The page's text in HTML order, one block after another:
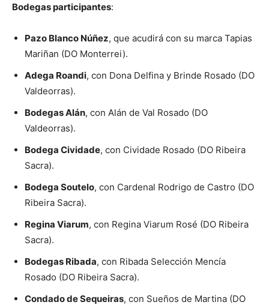
Bodegas participantes:
Pazo Blanco Núñez, que acudirá con su marca Tapias
Mariñan (DO Monterrei).
Adega Roandi, con Dona Delfina y Brinde Rosado (DO
Valdeorras).
Bodegas Alán, con Alán de Val Rosado (DO
Valdeorras).
Bodega Cividade, con Cividade Rosado (DO Ribeira
Sacra).
Bodega Soutelo, con Cardenal Rodrigo de Castro (DO
Ribeira Sacra).
Regina Viarum, con Regina Viarum Rosé (DO Ribeira
Sacra).
Bodegas Ribada, con Ribada Selección Mencía
Rosado (DO Ribeira Sacra).
Condado de Sequeiras, con Sueños de Martina (DO